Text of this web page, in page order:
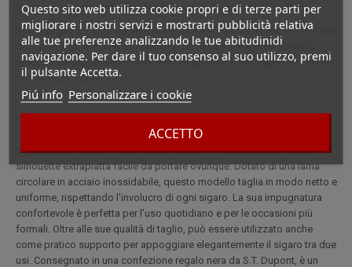
Questo sito web utilizza cookie propri e di terze parti per
migliorare i nostri servizi e mostrarti pubblicità relativa
alle tue preferenze analizzando le tue abitudinidi
navigazione. Per dare il tuo consenso al suo utilizzo, premi
il pulsante Accetta.
Piú info Personalizzare i cookie
ACCETTO
Descrizione completa per Tagliasigari S.T. Dupont Slim Doré
Il tagliasigari S.T. Dupont Slim Doré unisce eleganza e precisione. Il suo
design extrapiatto, la finitura dorata e la lama ad alte prestazioni lo
rendono un accessorio essenziale per gli amanti dei sigari che cercano
raffinatezza e praticità.
sofisticato e il suo design ingegnoso. Progettato per gli amanti degli
oggetti belli, ha una finitura dorata lucida che cattura la luce e una
silhouette extrapiatta facile da portare ovunque. Dotato di una lama
circolare in acciaio inossidabile, questo modello taglia in modo netto e
uniforme, rispettando l'involucro di ogni sigaro. La sua impugnatura
confortevole è perfetta per l'uso quotidiano e per le occasioni più
formali. Oltre alle sue qualità di taglio, può essere utilizzato anche
come pratico supporto per appoggiare elegantemente il sigaro tra due
usi. Consegnato in una confezione regalo nera da S.T. Dupont, è un